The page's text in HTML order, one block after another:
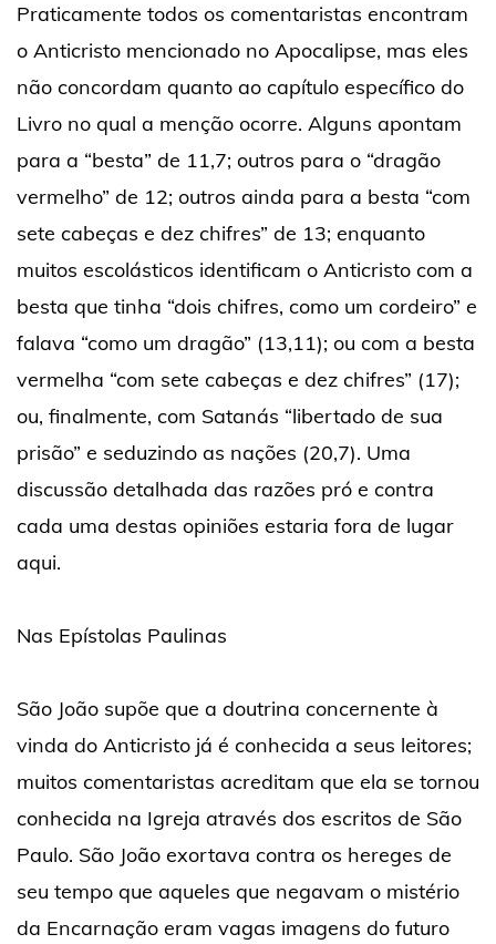
Praticamente todos os comentaristas encontram
o Anticristo mencionado no Apocalipse, mas eles
não concordam quanto ao capítulo específico do
Livro no qual a menção ocorre. Alguns apontam
para a “besta” de 11,7; outros para o “dragão
vermelho” de 12; outros ainda para a besta “com
sete cabeças e dez chifres” de 13; enquanto
muitos escolásticos identificam o Anticristo com a
besta que tinha “dois chifres, como um cordeiro” e
falava “como um dragão” (13,11); ou com a besta
vermelha “com sete cabeças e dez chifres” (17);
ou, finalmente, com Satanás “libertado de sua
prisão” e seduzindo as nações (20,7). Uma
discussão detalhada das razões pró e contra
cada uma destas opiniões estaria fora de lugar
aqui.
Nas Epístolas Paulinas
São João supõe que a doutrina concernente à
vinda do Anticristo já é conhecida a seus leitores;
muitos comentaristas acreditam que ela se tornou
conhecida na Igreja através dos escritos de São
Paulo. São João exortava contra os hereges de
seu tempo que aqueles que negavam o mistério
da Encarnação eram vagas imagens do futuro